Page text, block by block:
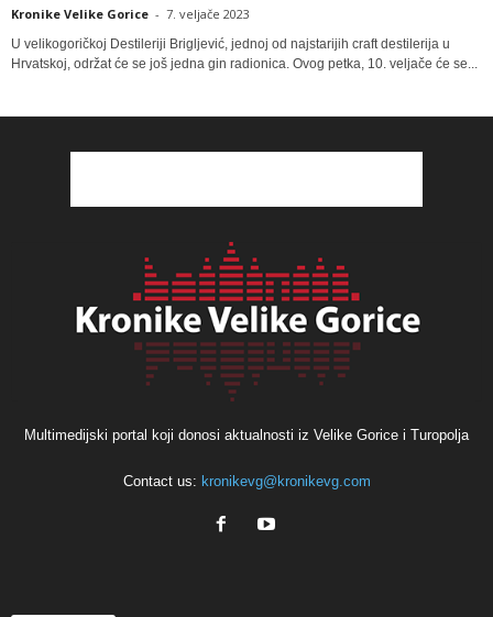
Kronike Velike Gorice - 7. veljače 2023
U velikogoričkoj Destileriji Brigljević, jednoj od najstarijih craft destilerija u
Hrvatskoj, održat će se još jedna gin radionica. Ovog petka, 10. veljače će se...
Multimedijski portal koji donosi aktualnosti iz Velike Gorice i Turopolja
Contact us: kronikevg@kronikevg.com